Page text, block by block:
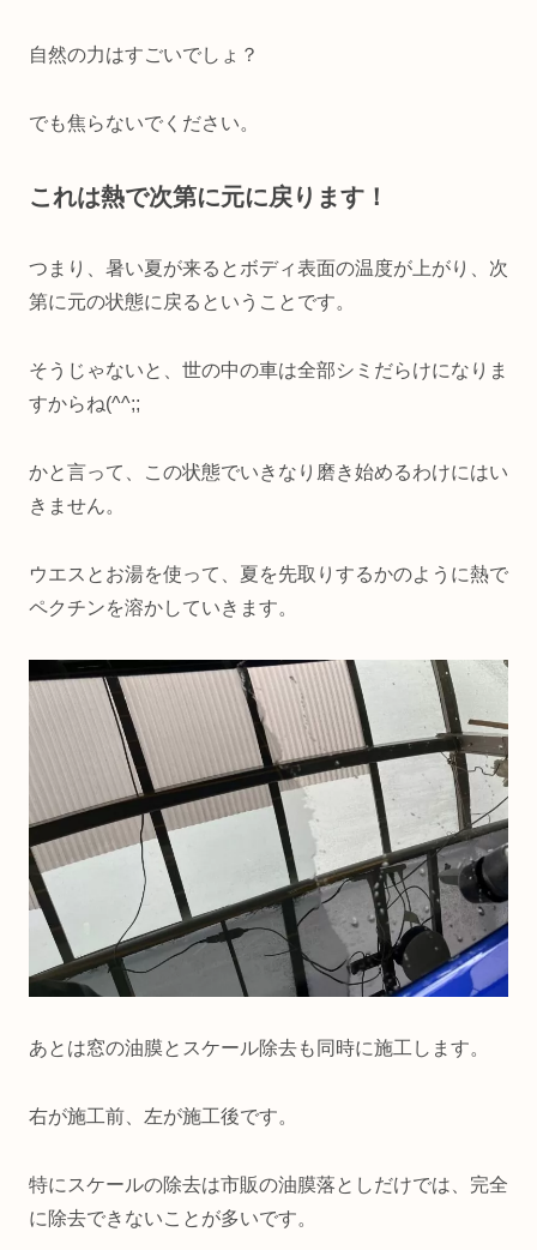
自然の力はすごいでしょ？
でも焦らないでください。
これは熱で次第に元に戻ります ！
つまり、暑い夏が来るとボディ表面の温度が上がり、次
第に元の状態に戻るということです。
そうじゃないと、世の中の車は全部シミだらけになりま
すからね(^^;;
かと言って、この状態でいきなり磨き始めるわけにはい
きません。
ウエスとお湯を使って、夏を先取りするかのように熱で
ペクチンを溶かしていきます。
あとは窓の油膜とスケール除去も同時に施工します。
右が施工前、左が施工後です。
特にスケールの除去は市販の油膜落としだけでは、完全
に除去できないことが多いです。